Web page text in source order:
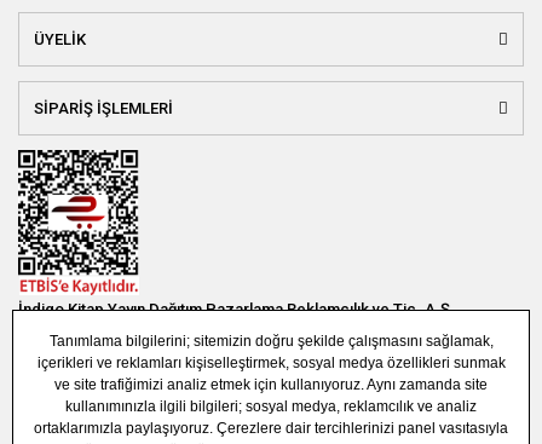
ÜYELİK
SİPARİŞ İŞLEMLERİ
İndigo Kitap Yayın Dağıtım Pazarlama Reklamcılık ve Tic. A.Ş.
Bağlar Mah. 19. Sok. Bina No:1E 1. Bodrum Kat. Güneşli - Bağcılar /
İSTANBUL
(0850) 308 7304